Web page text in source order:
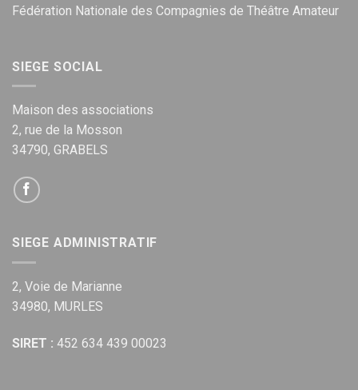
Fédération Nationale des Compagnies de Théâtre Amateur
SIEGE SOCIAL
Maison des associations
2, rue de la Mosson
34790, GRABELS
SIEGE ADMINISTRATIF
2, Voie de Marianne
34980, MURLES
SIRET : 452 634 439 00023